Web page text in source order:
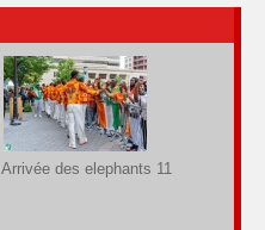
Arrivée des elephants 11